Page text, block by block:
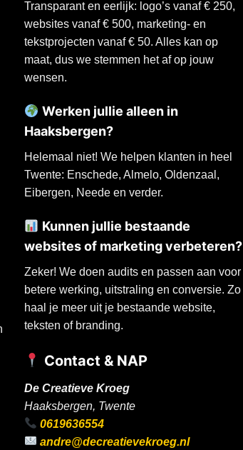
Transparant en eerlijk: logo’s vanaf € 250,
websites vanaf € 500, marketing- en
tekstprojecten vanaf € 50. Alles kan op
maat, dus we stemmen het af op jouw
wensen.
Werken jullie alleen in
Haaksbergen?
Helemaal niet! We helpen klanten in heel
Twente: Enschede, Almelo, Oldenzaal,
Eibergen, Neede en verder.
Kunnen jullie bestaande
websites of marketing verbeteren?
Zeker! We doen audits en passen aan voor
betere werking, uitstraling en conversie. Zo
haal je meer uit je bestaande website,
teksten of branding.
Contact & NAP
De Creatieve Kroeg
Haaksbergen, Twente
0619636554
andre@decreatievekroeg.nl